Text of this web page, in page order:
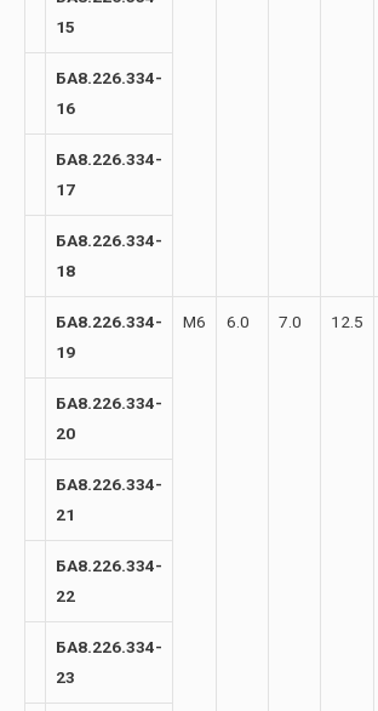
15
БА8.226.334-
16
БА8.226.334-
17
БА8.226.334-
18
БА8.226.334-
19
М6 6.0 7.0 12.5
БА8.226.334-
20
БА8.226.334-
21
БА8.226.334-
22
БА8.226.334-
23